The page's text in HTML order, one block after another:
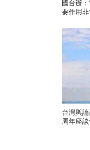
國台辦
要作用
台灣輿
周年座